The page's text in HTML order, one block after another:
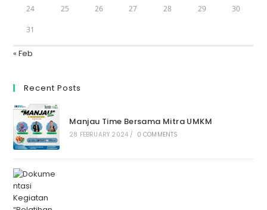
24 25 26 27 28 29 30
31
« Feb
Recent Posts
Manjau Time Bersama Mitra UMKM
28 FEBRUARY 2024 / 0 COMMENTS